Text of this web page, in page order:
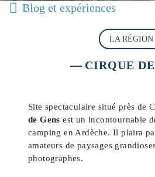
Blog et expériences
LA RÉGION
CIRQUE
Site spectaculaire situé près de
de Gens est un incontournable
camping en Ardèche. Il plaira
amateurs de paysages
photographes.